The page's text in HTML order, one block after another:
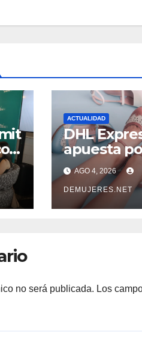
ACTUALIDAD
DHL
apuesta
de las
destaca a
AGO 4, 2026
DEMUJERES.NET
no será publicada. Los